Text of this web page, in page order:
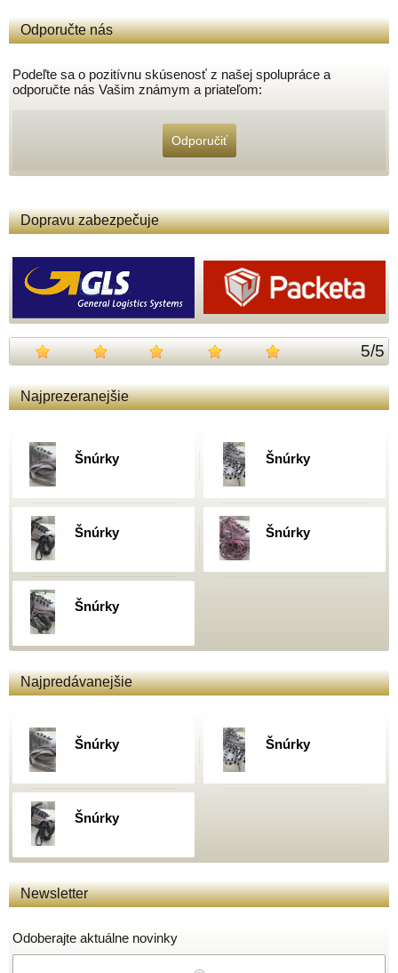
Dopravu zabezpečuje
5/5
Najprezeranejšie
Šnúrky Šnúrky
Šnúrky Šnúrky
Šnúrky
Najpredávanejšie
Šnúrky Šnúrky
Šnúrky
Newsletter
Odoberajte aktuálne novinky
Odporučte nás
Podeľte sa o pozitívnu skúsenosť z našej spolupráce a
odporučte nás Vašim známym a priateľom:
Odporučiť